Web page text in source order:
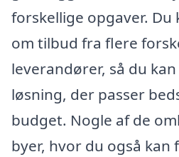
forskellige opgaver. Du
om tilbud fra flere
leverandører, så du
løsning, der passer
budget. Nogle af de
byer, hvor du også